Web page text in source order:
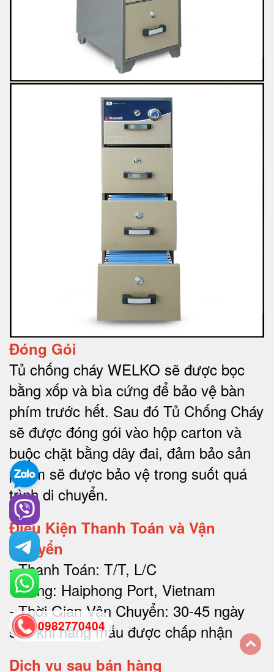
Đóng Gói
Tủ chống cháy WELKO sẽ được bọc
bằng xốp và bìa cứng để bảo vệ bàn
phím trước hết. Sau đó Tủ Chống Cháy
sẽ được đóng gói vào hộp carton và
buộc chặt bằng dây đai, đảm bảo sản
phẩm sẽ được bảo vệ trong suốt quá
trình di chuyển.
Điều Kiện Thanh Toán và Vận
Chuyển
- Thanh Toán: T/T, L/C
- Cảng: Haiphong Port, Vietnam
- Thời Gian Vận Chuyển: 30-45 ngày
sau khi hàng mẫu được chấp nhận
Dịch vụ sau bán hàng
0982770404